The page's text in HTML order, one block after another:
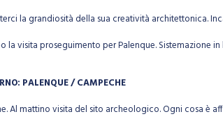
la grandiosità della sua creatività architettonica.
la visita proseguimento per Palenque. Sistemazione
PALENQUE / CAMPECHE
Al mattino visita del sito archeologico. Ogni cosa è